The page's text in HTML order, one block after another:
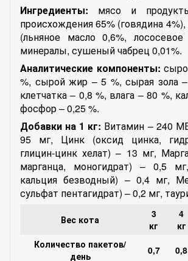
Ингредиенты: мясо и
происхождения 65% (говядина
(льняное масло 0,6%,
минералы, сушеный чабрец 0,01%.
Аналитические компоненты:
%, сырой жир – 5 %, сырая зола
клетчатка – 0,8 %, влага – 80 %,
фосфор – 0,25 %.
Добавки на 1 кг: Витамин – 240
95 мг, Цинк (оксид цинка,
глицин-цинк хелат) – 13 мг,
марганца, моногидрат) – 0,5
кальция безводный) – 0,4 мг,
сульфат пентагидрат) – 0,2 мг,
Вес кота
3
кг
4
кг
Количество пакетов/
день
0,7 0,8